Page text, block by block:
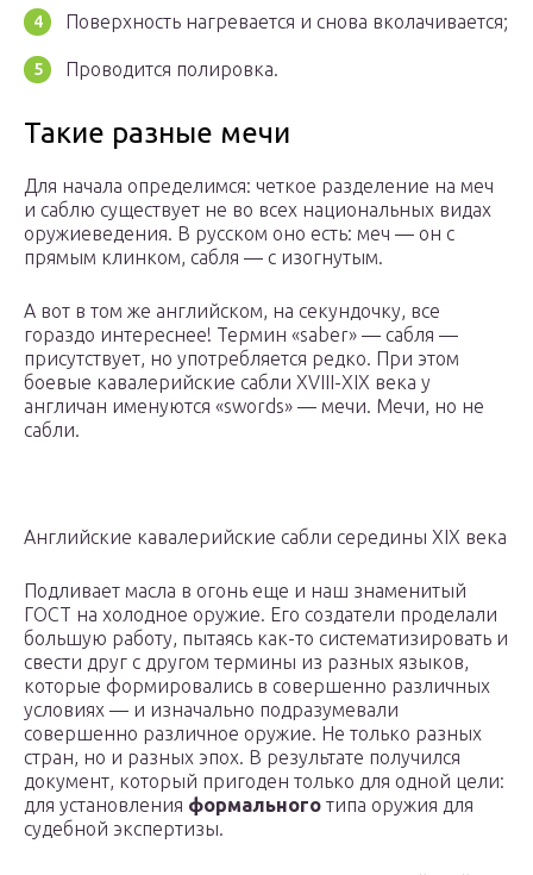
Поверхность нагревается и снова вколачивается;
Проводится полировка.
Такие разные мечи
Для начала определимся: четкое разделение на меч
и саблю существует не во всех национальных видах
оружиеведения. В русском оно есть: меч — он с
прямым клинком, сабля — с изогнутым.
А вот в том же английском, на секундочку, все
гораздо интереснее! Термин «saber» — сабля —
присутствует, но употребляется редко. При этом
боевые кавалерийские сабли XVIII-XIX века у
англичан именуются «swords» — мечи. Мечи, но не
сабли.
Английские кавалерийские сабли середины XIX века
Подливает масла в огонь еще и наш знаменитый
ГОСТ на холодное оружие. Его создатели проделали
большую работу, пытаясь как-то систематизировать и
свести друг с другом термины из разных языков,
которые формировались в совершенно различных
условиях — и изначально подразумевали
совершенно различное оружие. Не только разных
стран, но и разных эпох. В результате получился
документ, который пригоден только для одной цели:
для установления формального типа оружия для
судебной экспертизы.